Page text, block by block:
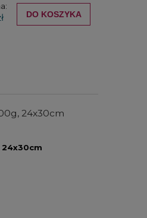
DO KOSZYKA
24x30cm
24x30cm